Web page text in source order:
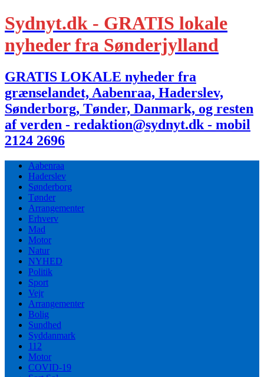
Sydnyt.dk - GRATIS lokale
nyheder fra Sønderjylland
GRATIS LOKALE nyheder fra
grænselandet, Aabenraa, Haderslev,
Sønderborg, Tønder, Danmark, og resten
af verden - redaktion@sydnyt.dk - mobil
2124 2696
Aabenraa
Haderslev
Sønderborg
Tønder
Arrangementer
Erhverv
Mad
Motor
Natur
NYHED
Politik
Sport
Vejr
Arrangementer
Bolig
Sundhed
Syddanmark
112
Motor
COVID-19